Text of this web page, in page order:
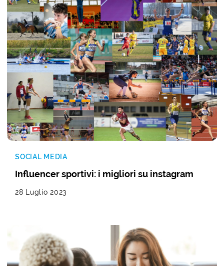
SOCIAL MEDIA
Influencer sportivi: i migliori su instagram
28 Luglio 2023